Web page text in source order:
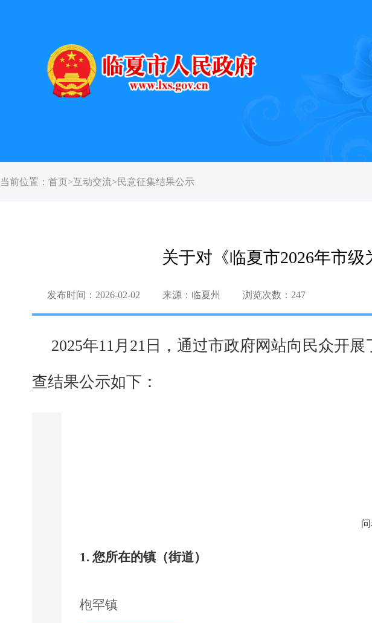
当前位置： 首页>互动交流>民意征集结果公示
关于对《临夏市2026年市
发布时间：2026-02-02 来源：临夏州 浏览次数： 247
2025年11月21日，通过市政府网站向民众开
查结果公示如下：